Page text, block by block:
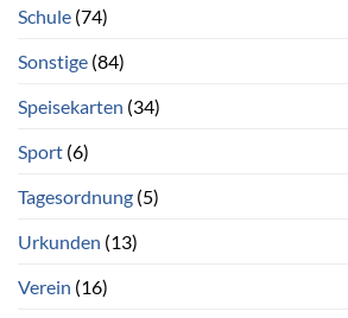
Schule (74)
Sonstige (84)
Speisekarten (34)
Sport (6)
Tagesordnung (5)
Urkunden (13)
Verein (16)